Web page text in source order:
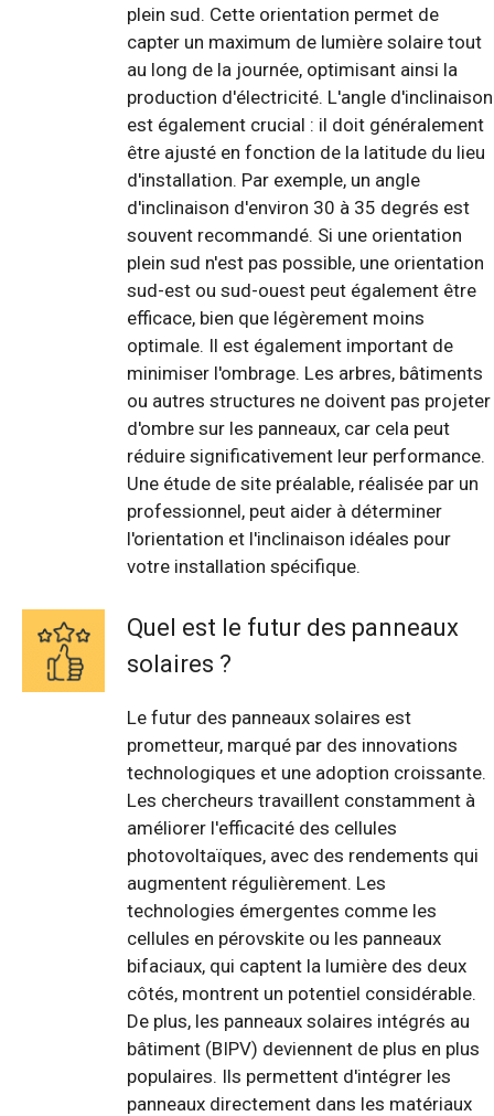
plein sud. Cette orientation permet de
capter un maximum de lumière solaire tout
au long de la journée, optimisant ainsi la
production d'électricité. L'angle d'inclinaison
est également crucial : il doit généralement
être ajusté en fonction de la latitude du lieu
d'installation. Par exemple, un angle
d'inclinaison d'environ 30 à 35 degrés est
souvent recommandé. Si une orientation
plein sud n'est pas possible, une orientation
sud-est ou sud-ouest peut également être
efficace, bien que légèrement moins
optimale. Il est également important de
minimiser l'ombrage. Les arbres, bâtiments
ou autres structures ne doivent pas projeter
d'ombre sur les panneaux, car cela peut
réduire significativement leur performance.
Une étude de site préalable, réalisée par un
professionnel, peut aider à déterminer
l'orientation et l'inclinaison idéales pour
votre installation spécifique.
Quel est le futur des panneaux
solaires ?
Le futur des panneaux solaires est
prometteur, marqué par des innovations
technologiques et une adoption croissante.
Les chercheurs travaillent constamment à
améliorer l'efficacité des cellules
photovoltaïques, avec des rendements qui
augmentent régulièrement. Les
technologies émergentes comme les
cellules en pérovskite ou les panneaux
bifaciaux, qui captent la lumière des deux
côtés, montrent un potentiel considérable.
De plus, les panneaux solaires intégrés au
bâtiment (BIPV) deviennent de plus en plus
populaires. Ils permettent d'intégrer les
panneaux directement dans les matériaux